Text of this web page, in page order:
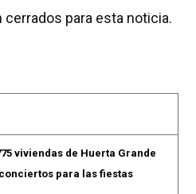
para esta noticia.
viviendas de Huerta Grande
para las fiestas